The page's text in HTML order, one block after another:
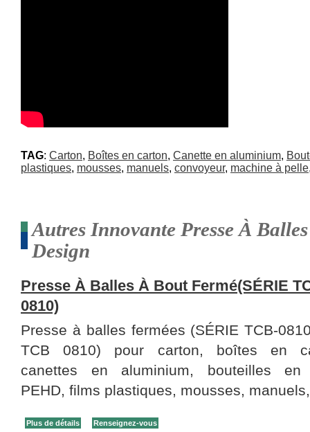
TAG: Carton, Boîtes en carton, Canette en aluminium,
plastiques, mousses, manuels, convoyeur, machine à pelle
Autres Innovante Presse À
Design
Presse À Balles À Bout Fermé(SÉRIE
0810)
Presse à balles fermées (SÉRIE TCB-
TCB 0810) pour carton, boîtes en
canettes en aluminium, bouteilles en
PEHD, films plastiques, mousses,
Plus de détails Renseignez-vous